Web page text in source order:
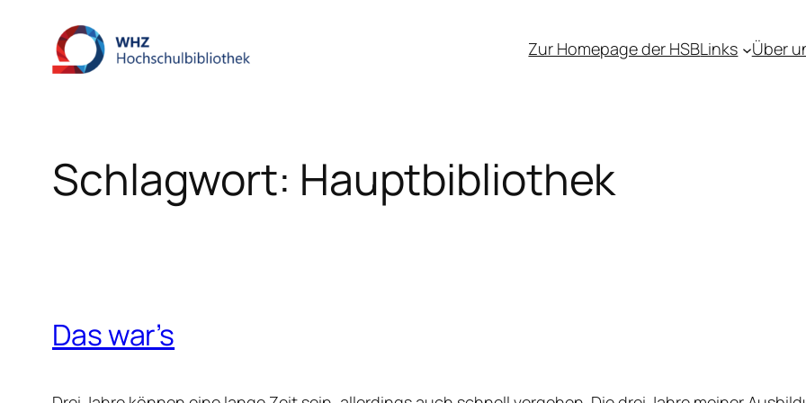
springen
Zur Homepage der HSBLinks Über
Schlagwort: Hauptbibliothek
Das war’s